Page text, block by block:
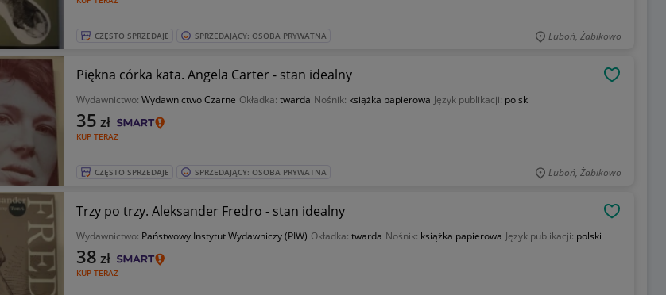
CZĘSTO SPRZEDAJE SPRZEDAJĄCY: OSOBA PRYWATNA Luboń, Żabikowo
Piękna córka kata. Angela Carter - stan idealny
Wydawnictwo: Wydawnictwo Czarne Okładka: twarda Nośnik: książka papierowa Język publikacji: polski
KUP TERAZ
35 zł
CZĘSTO SPRZEDAJE SPRZEDAJĄCY: OSOBA PRYWATNA Luboń, Żabikowo
Trzy po trzy. Aleksander Fredro - stan idealny
Wydawnictwo: Państwowy Instytut Wydawniczy (PIW) Okładka: twarda Nośnik: książka papierowa Język publikacji: polski
KUP TERAZ
38 zł